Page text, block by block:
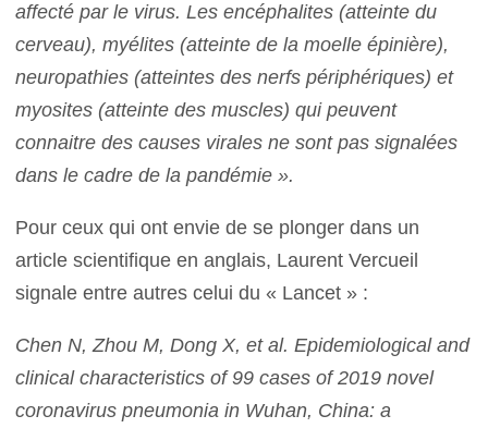
affecté par le virus. Les encéphalites (atteinte du
cerveau), myélites (atteinte de la moelle épinière),
neuropathies (atteintes des nerfs périphériques) et
myosites (atteinte des muscles) qui peuvent
connaitre des causes virales ne sont pas signalées
dans le cadre de la pandémie ».
Pour ceux qui ont envie de se plonger dans un
article scientifique en anglais, Laurent Vercueil
signale entre autres celui du « Lancet » :
Chen N, Zhou M, Dong X, et al.Epidemiological and
clinical characteristics of 99 cases of 2019 novel
coronavirus pneumonia in Wuhan, China: a